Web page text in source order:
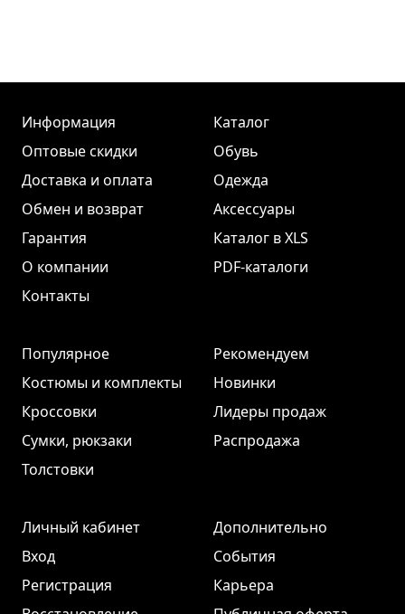
Информация
Оптовые скидки
Доставка и оплата
Обмен и возврат
Гарантия
О компании
Контакты
Каталог
Обувь
Одежда
Аксессуары
Каталог в XLS
PDF-каталоги
Популярное
Костюмы и комплекты
Кроссовки
Сумки, рюкзаки
Толстовки
Рекомендуем
Новинки
Лидеры продаж
Распродажа
Личный кабинет
Вход
Регистрация
Дополнительно
События
Карьера